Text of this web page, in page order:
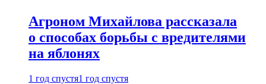
Агроном Михайлова рассказала
о способах борьбы с вредителями
на яблонях
1 год спустя1 год спустя